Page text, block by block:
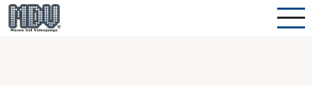
Pasar
al